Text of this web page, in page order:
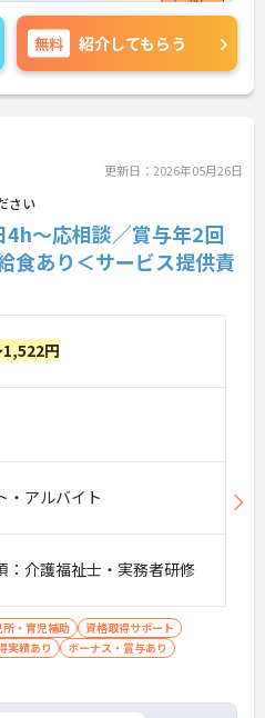
軽にご相談くださ
無料 紹介してもらう
更新日：2026年05月26日
さい
4h～応相談／賞与年2回
食あり＜サービス提供責
円
・アルバイト
介護福祉士・実務者研修
所・育児補助
資格取得サポート
実績あり
ボーナス・賞与あり